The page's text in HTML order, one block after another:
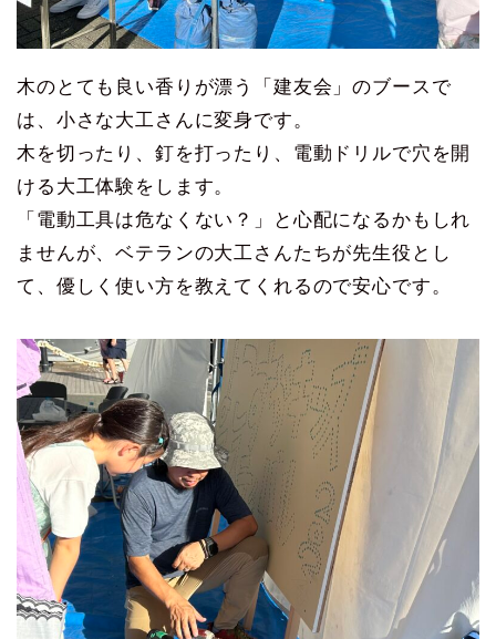
木のとても良い香りが漂う「建友会」のブースで
は、小さな大工さんに変身です。
木を切ったり、釘を打ったり、電動ドリルで穴を開
ける大工体験をします。
「電動工具は危なくない？」と心配になるかもしれ
ませんが、ベテランの大工さんたちが先生役とし
て、優しく使い方を教えてくれるので安心です。